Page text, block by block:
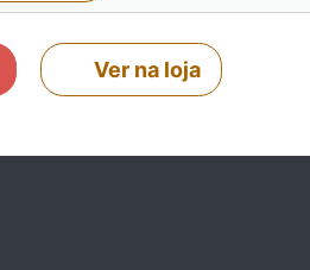
Ver na loja